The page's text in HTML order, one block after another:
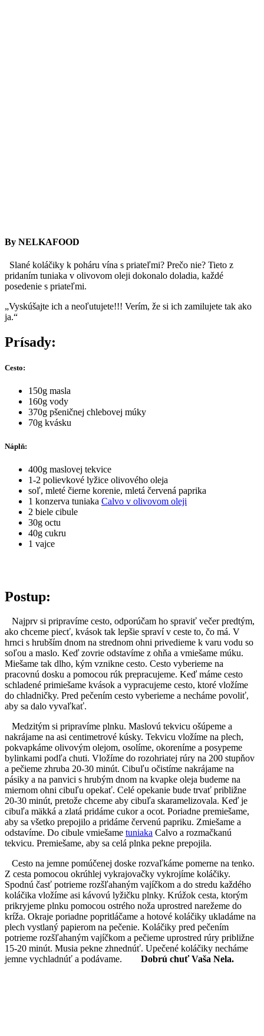
By NELKAFOOD
Slané koláčiky k poháru vína s priateľmi? Prečo nie? Tieto z
pridaním tuniaka v olivovom oleji dokonalo doladia, každé
posedenie s priateľmi.
„Vyskúšajte ich a neoľutujete!!! Verím, že si ich zamilujete tak ako
ja.“
Prísady:
Cesto:
150g masla
160g vody
370g pšeničnej chlebovej múky
70g kvásku
Náplň:
400g maslovej tekvice
1-2 polievkové lyžice olivového oleja
soľ, mleté čierne korenie, mletá červená paprika
1 konzerva tuniaka Calvo v olivovom oleji
2 biele cibule
30g octu
40g cukru
1 vajce
Postup:
Najprv si pripravíme cesto, odporúčam ho spraviť večer predtým,
ako chceme piecť, kvások tak lepšie spraví v ceste to, čo má. V
hrnci s hrubším dnom na strednom ohni privedieme k varu vodu so
soľou a maslo. Keď zovrie odstavíme z ohňa a vmiešame múku.
Miešame tak dlho, kým vznikne cesto. Cesto vyberieme na
pracovnú dosku a pomocou rúk prepracujeme. Keď máme cesto
schladené primiešame kvások a vypracujeme cesto, ktoré vložíme
do chladničky. Pred pečením cesto vyberieme a necháme povoliť,
aby sa dalo vyvaľkať.
Medzitým si pripravíme plnku. Maslovú tekvicu ošúpeme a
nakrájame na asi centimetrové kúsky. Tekvicu vložíme na plech,
pokvapkáme olivovým olejom, osolíme, okoreníme a posypeme
bylinkami podľa chuti. Vložíme do rozohriatej rúry na 200 stupňov
a pečieme zhruba 20-30 minút. Cibuľu očistíme nakrájame na
pásiky a na panvici s hrubým dnom na kvapke oleja budeme na
miernom ohni cibuľu opekať. Celé opekanie bude trvať približne
20-30 minút, pretože chceme aby cibuľa skaramelizovala. Keď je
cibuľa mäkká a zlatá pridáme cukor a ocot. Poriadne premiešame,
aby sa všetko prepojilo a pridáme červenú papriku. Zmiešame a
odstavíme. Do cibule vmiešame tuniaka Calvo a rozmačkanú
tekvicu. Premiešame, aby sa celá plnka pekne prepojila.
Cesto na jemne pomúčenej doske rozvaľkáme pomerne na tenko.
Z cesta pomocou okrúhlej vykrajovačky vykrojíme koláčiky.
Spodnú časť potrieme rozšľahaným vajíčkom a do stredu každého
koláčika vložíme asi kávovú lyžičku plnky. Krúžok cesta, ktorým
prikryjeme plnku pomocou ostrého noža uprostred narežeme do
kríža. Okraje poriadne popritláčame a hotové koláčiky ukladáme na
plech vystlaný papierom na pečenie. Koláčiky pred pečením
potrieme rozšľahaným vajíčkom a pečieme uprostred rúry približne
15-20 minút. Musia pekne zhnednúť. Upečené koláčiky necháme
jemne vychladnúť a podávame. Dobrú chuť Vaša Nela.